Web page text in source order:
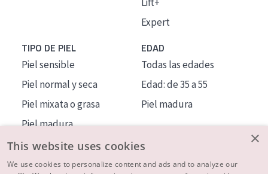
Expert
TIPO DE PIEL
Piel sensible
Piel normal y seca
Piel mixata o grasa
Piel madura
Piel expuesta al sol
Piel menopáusica
EDAD
Todas las edades
Edad: de 35 a 55
Piel madura
×
This website uses cookies
We use cookies to personalize content and ads and to analyze our